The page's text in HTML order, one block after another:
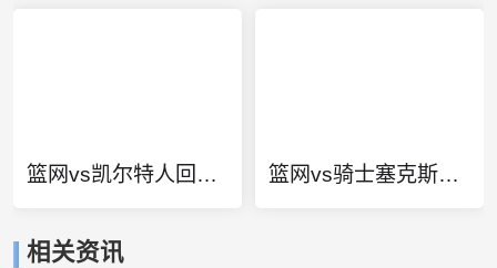
篮网vs凯尔特人回放g1 篮网vs骑士塞克斯顿集锦
相关资讯